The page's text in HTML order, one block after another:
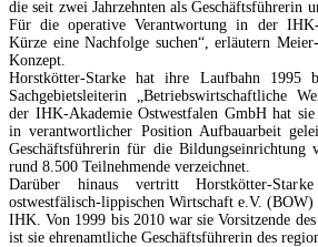
die seit zwei Jahrzehnten als Geschäftsführerin
Für die operative Verantwortung in der
Kürze eine Nachfolge suchen“, erläutern
Konzept.
Horstkötter-Starke hat ihre Laufbahn 1995
Sachgebietsleiterin „Betriebswirtschaftliche
der IHK-Akademie Ostwestfalen GmbH hat
in verantwortlicher Position Aufbauarbeit
Geschäftsführerin für die Bildungseinrichtung
rund 8.500 Teilnehmende verzeichnet.
Darüber hinaus vertritt Horstkötter-
ostwestfälisch-lippischen Wirtschaft e.V. (BOW)
IHK. Von 1999 bis 2010 war sie Vorsitzende des
ist sie ehrenamtliche Geschäftsführerin des